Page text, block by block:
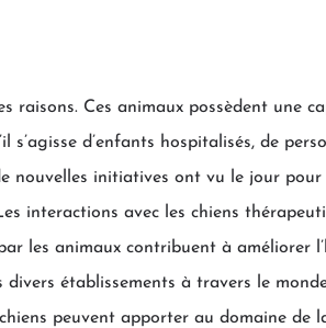
raisons. Ces animaux possèdent une
d’enfants hospitalisés, de
nouvelles initiatives ont vu le jour pour
interactions avec les chiens
les animaux contribuent à améliorer
établissements à travers le
peuvent apporter au domaine de